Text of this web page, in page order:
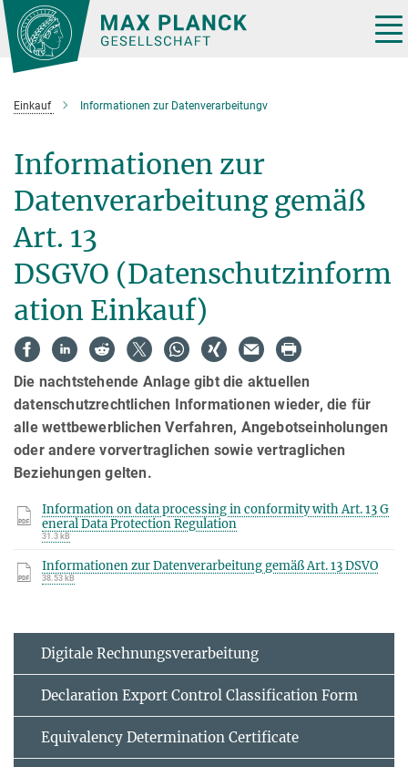
Hauptinhalt
Einkauf Informationen zur Datenverarbeitungv
Informationen zur
Datenverarbeitung gemäß
Art. 13
DSGVO (Datenschutzinform
ation Einkauf)
Die nachtstehende Anlage gibt die aktuellen
datenschutzrechtlichen Informationen wieder, die für
alle wettbewerblichen Verfahren, Angebotseinholungen
oder andere vorvertraglichen sowie vertraglichen
Beziehungen gelten.
Information on data processing in conformity with Art. 13 G
eneral Data Protection Regulation
31.3 kB
Informationen zur Datenverarbeitung gemäß Art. 13 DSVO
38.53 kB
Digitale Rechnungsverarbeitung
Declaration Export Control Classification Form
Equivalency Determination Certificate